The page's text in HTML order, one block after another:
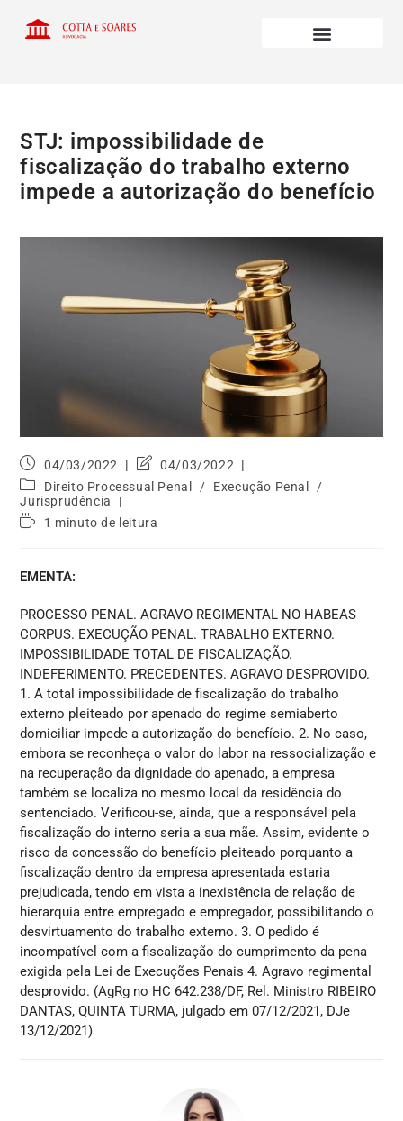
STJ: impossibilidade de
fiscalização do trabalho externo
impede a autorização do benefício
04/03/2022
04/03/2022
Direito Processual Penal
/ Execução Penal
/
Jurisprudência
1 minuto de leitura
EMENTA:
PROCESSO PENAL. AGRAVO REGIMENTAL NO HABEAS
CORPUS. EXECUÇÃO PENAL. TRABALHO EXTERNO.
IMPOSSIBILIDADE TOTAL DE FISCALIZAÇÃO.
INDEFERIMENTO. PRECEDENTES. AGRAVO DESPROVIDO.
1. A total impossibilidade de fiscalização do trabalho
externo pleiteado por apenado do regime semiaberto
domiciliar impede a autorização do benefício. 2. No caso,
embora se reconheça o valor do labor na ressocialização e
na recuperação da dignidade do apenado, a empresa
também se localiza no mesmo local da residência do
sentenciado. Verificou-se, ainda, que a responsável pela
fiscalização do interno seria a sua mãe. Assim, evidente o
risco da concessão do benefício pleiteado porquanto a
fiscalização dentro da empresa apresentada estaria
prejudicada, tendo em vista a inexistência de relação de
hierarquia entre empregado e empregador, possibilitando o
desvirtuamento do trabalho externo. 3. O pedido é
incompatível com a fiscalização do cumprimento da pena
exigida pela Lei de Execuções Penais 4. Agravo regimental
desprovido. (AgRg no HC 642.238/DF, Rel. Ministro RIBEIRO
DANTAS, QUINTA TURMA, julgado em 07/12/2021, DJe
13/12/2021)